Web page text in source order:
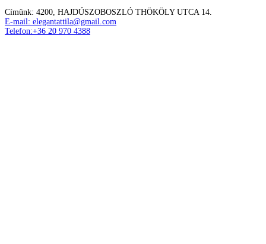
Címünk: 4200, HAJDÚSZOBOSZLÓ THÖKÖLY UTCA 14.
E-mail: elegantattila@gmail.com
Telefon:+36 20 970 4388